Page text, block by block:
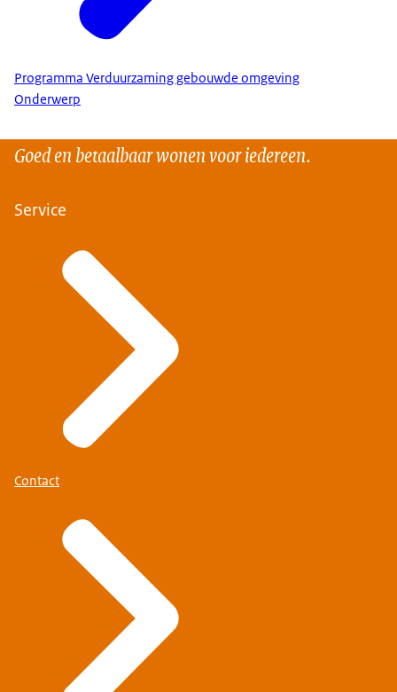
Programma Verduurzaming gebouwde omgeving
Onderwerp
Goed en betaalbaar wonen voor iedereen.
Service
Contact